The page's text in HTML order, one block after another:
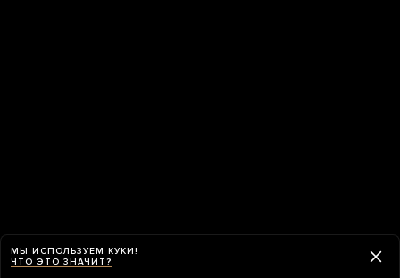
МЫ ИСПОЛЬЗУЕМ КУКИ!
ЧТО ЭТО ЗНАЧИТ?